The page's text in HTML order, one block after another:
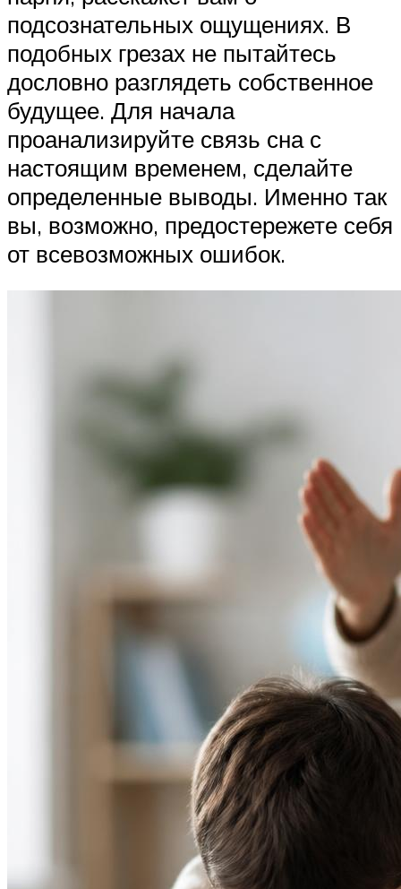
подсознательных ощущениях. В
подобных грезах не пытайтесь
дословно разглядеть собственное
будущее. Для начала
проанализируйте связь сна с
настоящим временем, сделайте
определенные выводы. Именно так
вы, возможно, предостережете себя
от всевозможных ошибок.